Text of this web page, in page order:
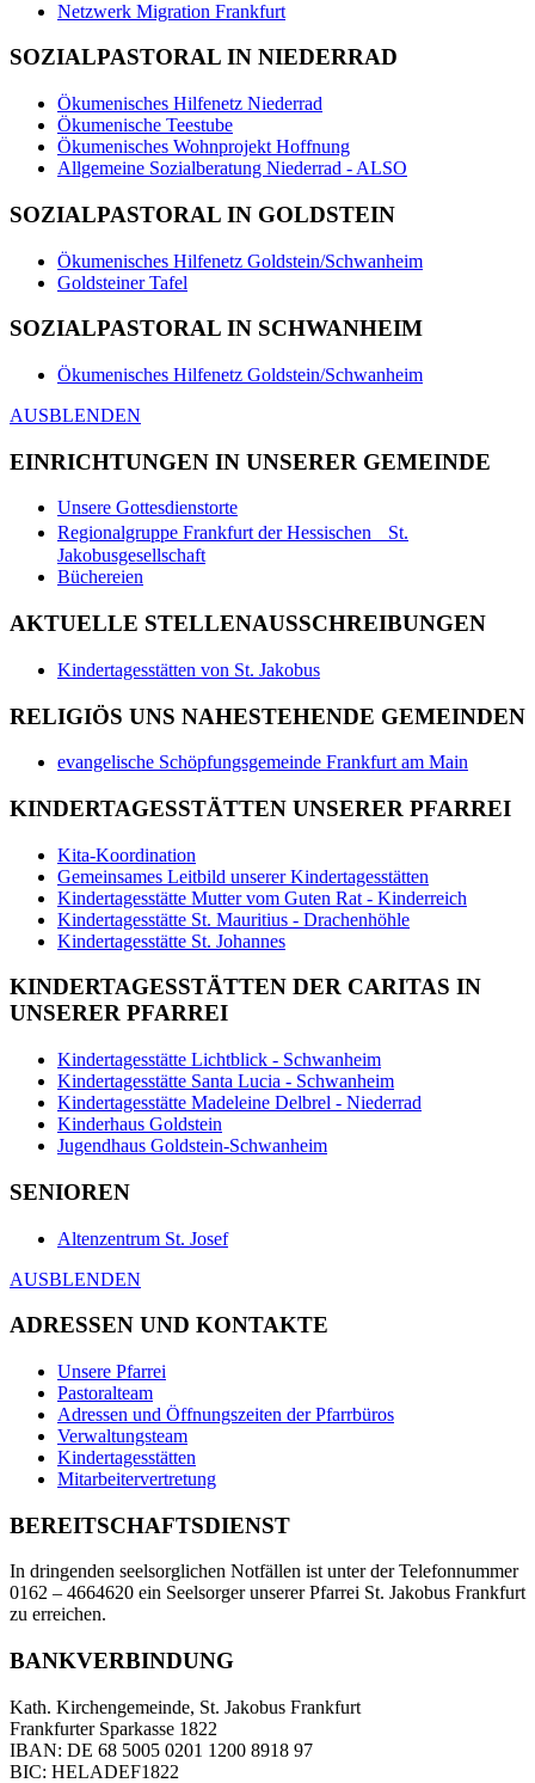
Netzwerk Migration Frankfurt
SOZIALPASTORAL IN NIEDERRAD
Ökumenisches Hilfenetz Niederrad
Ökumenische Teestube
Ökumenisches Wohnprojekt Hoffnung
Allgemeine Sozialberatung Niederrad - ALSO
SOZIALPASTORAL IN GOLDSTEIN
Ökumenisches Hilfenetz Goldstein/Schwanheim
Goldsteiner Tafel
SOZIALPASTORAL IN SCHWANHEIM
Ökumenisches Hilfenetz Goldstein/Schwanheim
AUSBLENDEN
EINRICHTUNGEN IN UNSERER GEMEINDE
Unsere Gottesdienstorte
Regionalgruppe Frankfurt der Hessischen St.
Jakobusgesellschaft
Büchereien
AKTUELLE STELLENAUSSCHREIBUNGEN
Kindertagesstätten von St. Jakobus
RELIGIÖS UNS NAHESTEHENDE GEMEINDEN
evangelische Schöpfungsgemeinde Frankfurt am Main
KINDERTAGESSTÄTTEN UNSERER PFARREI
Kita-Koordination
Gemeinsames Leitbild unserer Kindertagesstätten
Kindertagesstätte Mutter vom Guten Rat - Kinderreich
Kindertagesstätte St. Mauritius - Drachenhöhle
Kindertagesstätte St. Johannes
KINDERTAGESSTÄTTEN DER CARITAS IN
UNSERER PFARREI
Kindertagesstätte Lichtblick - Schwanheim
Kindertagesstätte Santa Lucia - Schwanheim
Kindertagesstätte Madeleine Delbrel - Niederrad
Kinderhaus Goldstein
Jugendhaus Goldstein-Schwanheim
SENIOREN
Altenzentrum St. Josef
AUSBLENDEN
ADRESSEN UND KONTAKTE
Unsere Pfarrei
Pastoralteam
Adressen und Öffnungszeiten der Pfarrbüros
Verwaltungsteam
Kindertagesstätten
Mitarbeitervertretung
BEREITSCHAFTSDIENST
In dringenden seelsorglichen Notfällen ist unter der Telefonnummer
0162 – 4664620 ein Seelsorger unserer Pfarrei St. Jakobus Frankfurt
zu erreichen.
BANKVERBINDUNG
Kath. Kirchengemeinde, St. Jakobus Frankfurt
Frankfurter Sparkasse 1822
IBAN: DE 68 5005 0201 1200 8918 97
BIC: HELADEF1822